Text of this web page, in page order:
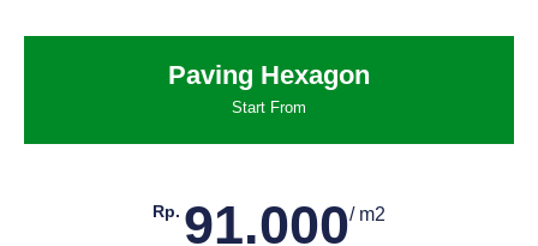
Paving Hexagon
Start From
Rp. 91.000/ m2